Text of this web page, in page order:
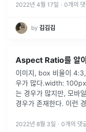
2022년 4월 17일 · 0개의
by 김김김
Aspect Ratio를 알
이미지, box 비율이
우가 많다.width:
는 경우가 많지만, 모바
경우가 존재한다. 이런
2022년 8월 3일 · 0개의 댓